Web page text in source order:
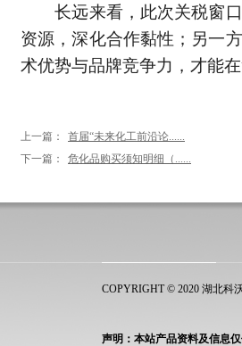
长远来看，此次关税窗口
资源，深化合作黏性；另一
术优势与品牌竞争力，才能
上一篇：
首届“未来化工前沿论......
下一篇：
危化品购买须知明细（......
COPYRIGHT © 2020 湖北科
声明：本站产品资料及信息